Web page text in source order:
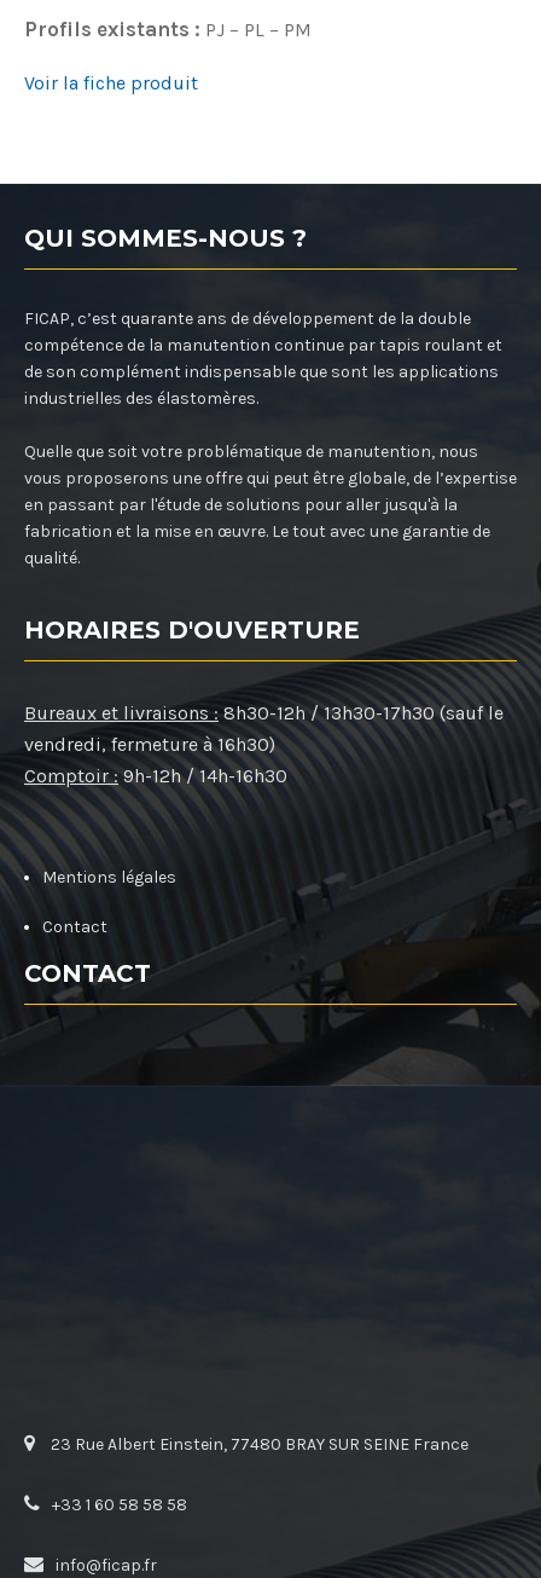
Profils existants : PJ – PL – PM
Voir la fiche produit
QUI SOMMES-NOUS ?
FICAP, c’est quarante ans de développement de la double
compétence de la manutention continue par tapis roulant et
de son complément indispensable que sont les applications
industrielles des élastomères.
Quelle que soit votre problématique de manutention, nous
vous proposerons une offre qui peut être globale, de l’expertise
en passant par l'étude de solutions pour aller jusqu'à la
fabrication et la mise en œuvre. Le tout avec une garantie de
qualité.
HORAIRES D'OUVERTURE
Bureaux et livraisons : 8h30-12h / 13h30-17h30 (sauf le
vendredi, fermeture à 16h30)
Comptoir : 9h-12h / 14h-16h30
Mentions légales
Contact
CONTACT
23 Rue Albert Einstein, 77480 BRAY SUR SEINE France
+33 1 60 58 58 58
info@ficap.fr